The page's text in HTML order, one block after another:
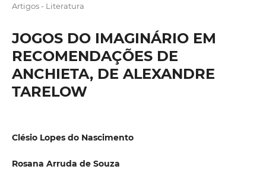
Artigos - Literatura
JOGOS DO IMAGINÁRIO EM
RECOMENDAÇÕES DE
ANCHIETA, DE ALEXANDRE
TARELOW
Clésio Lopes do Nascimento
Rosana Arruda de Souza